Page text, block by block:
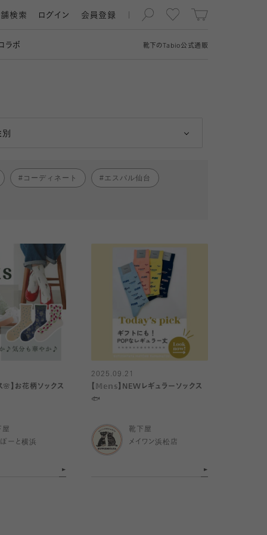
靴下の Tabio公式通販
検索 ログイン 会員登録
ラボ
コーディネート エスパル仙台
🌸】お花柄ソックス
屋
ーと横浜
2025.09.21
【𝕄𝕖𝕟𝕤】NEWレギュラーソックス
🐟
靴下屋
メイワン浜松店